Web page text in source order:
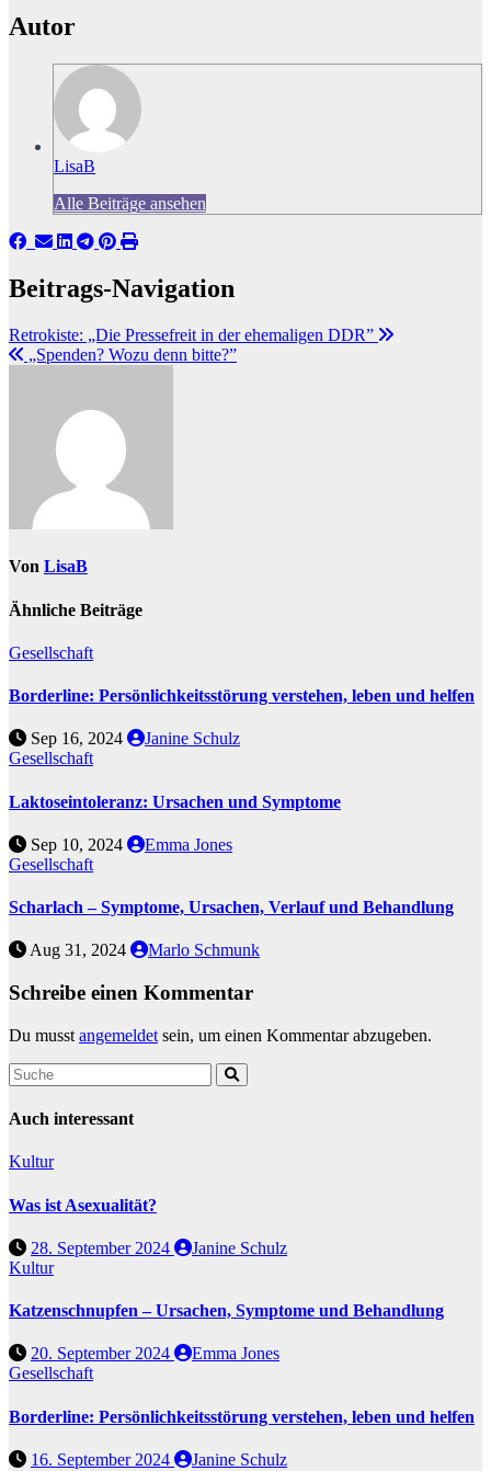
Autor
LisaB
Alle Beiträge ansehen
Beitrags-Navigation
Retrokiste: „Die Pressefreit in der ehemaligen DDR”
„Spenden? Wozu denn bitte?”
Von LisaB
Ähnliche Beiträge
Gesellschaft
Borderline: Persönlichkeitsstörung verstehen, leben und helfen
Sep 16, 2024
Janine Schulz
Gesellschaft
Laktoseintoleranz: Ursachen und Symptome
Sep 10, 2024
Emma Jones
Gesellschaft
Scharlach – Symptome, Ursachen, Verlauf und Behandlung
Aug 31, 2024 Marlo Schmunk
Schreibe einen Kommentar
Du musst angemeldet sein, um einen Kommentar abzugeben.
Auch interessant
Kultur
Was ist Asexualität?
28. September 2024
Janine Schulz
Kultur
Katzenschnupfen – Ursachen, Symptome und Behandlung
20. September 2024
Emma Jones
Gesellschaft
Borderline: Persönlichkeitsstörung verstehen, leben und helfen
16. September 2024
Janine Schulz